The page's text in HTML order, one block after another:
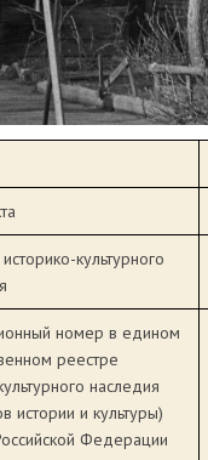
культурного
номер в едином
реестре
наследия
истории и культуры)
Федерации